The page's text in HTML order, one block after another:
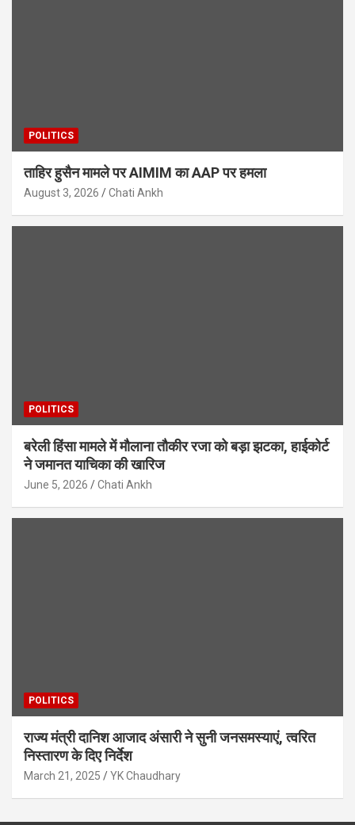
POLITICS
ताहिर हुसैन मामले पर AIMIM का AAP पर हमला
August 3, 2026 Chati Ankh
POLITICS
बरेली हिंसा मामले में मौलाना तौकीर रजा को बड़ा झटका, हाईकोर्ट
ने जमानत याचिका की खारिज
June 5, 2026 Chati Ankh
POLITICS
राज्य मंत्री दानिश आजाद अंसारी ने सुनी जनसमस्याएं, त्वरित
निस्तारण के दिए निर्देश
March 21, 2025 YK Chaudhary